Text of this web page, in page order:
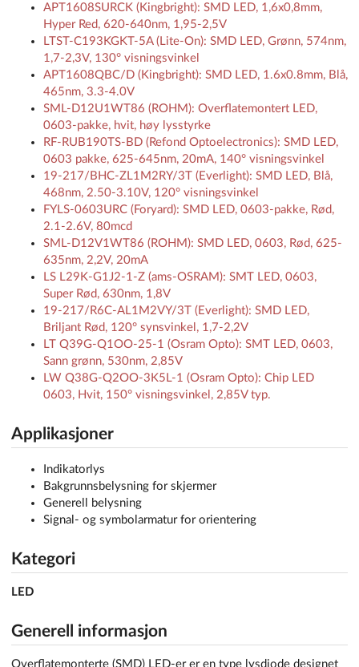
APT1608SURCK (Kingbright): SMD LED, 1,6x0,8mm,
Hyper Red, 620-640nm, 1,95-2,5V
LTST-C193KGKT-5A (Lite-On): SMD LED, Grønn, 574nm,
1,7-2,3V, 130° visningsvinkel
APT1608QBC/D (Kingbright): SMD LED, 1.6x0.8mm, Blå,
465nm, 3.3-4.0V
SML-D12U1WT86 (ROHM): Overflatemontert LED,
0603-pakke, hvit, høy lysstyrke
RF-RUB190TS-BD (Refond Optoelectronics): SMD LED,
0603 pakke, 625-645nm, 20mA, 140° visningsvinkel
19-217/BHC-ZL1M2RY/3T (Everlight): SMD LED, Blå,
468nm, 2.50-3.10V, 120° visningsvinkel
FYLS-0603URC (Foryard): SMD LED, 0603-pakke, Rød,
2.1-2.6V, 80mcd
SML-D12V1WT86 (ROHM): SMD LED, 0603, Rød, 625-
635nm, 2,2V, 20mA
LS L29K-G1J2-1-Z (ams-OSRAM): SMT LED, 0603,
Super Rød, 630nm, 1,8V
19-217/R6C-AL1M2VY/3T (Everlight): SMD LED,
Briljant Rød, 120° synsvinkel, 1,7-2,2V
LT Q39G-Q1OO-25-1 (Osram Opto): SMT LED, 0603,
Sann grønn, 530nm, 2,85V
LW Q38G-Q2OO-3K5L-1 (Osram Opto): Chip LED
0603, Hvit, 150° visningsvinkel, 2,85V typ.
Applikasjoner
Indikatorlys
Bakgrunnsbelysning for skjermer
Generell belysning
Signal- og symbolarmatur for orientering
Kategori
LED
Generell informasjon
Overflatemonterte (SMD) LED-er er en type lysdiode designet